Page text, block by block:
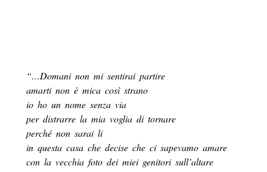
“…Domani non mi sentirai partire
amarti non è mica così strano
io ho un nome senza via
per distrarre la mia voglia di tornare
perché non sarai li
in questa casa che decise che ci sapevamo amare
con la vecchia foto dei miei genitori sull’altare